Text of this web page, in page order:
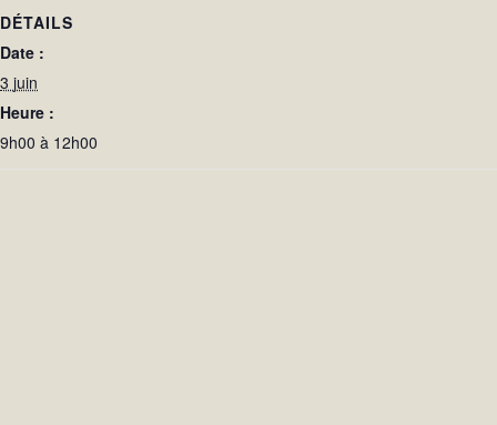
DÉTAILS
Date :
3 juin
Heure :
9h00 à 12h00